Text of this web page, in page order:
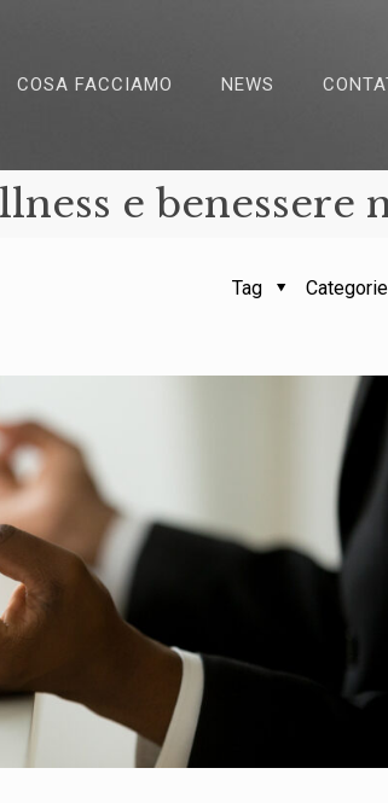
COSA FACCIAMO NEWS
e benessere
Categorie
Tag